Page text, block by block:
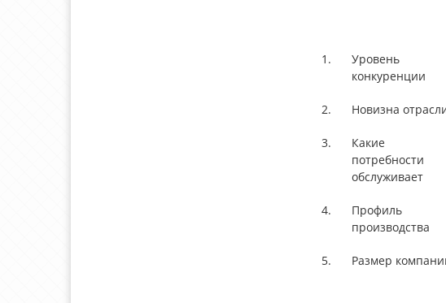
1.
Уровень
конкуренции
2. Новизна
3.
Какие
потребности
обслуживает
4.
Профиль
производства
5. Размер